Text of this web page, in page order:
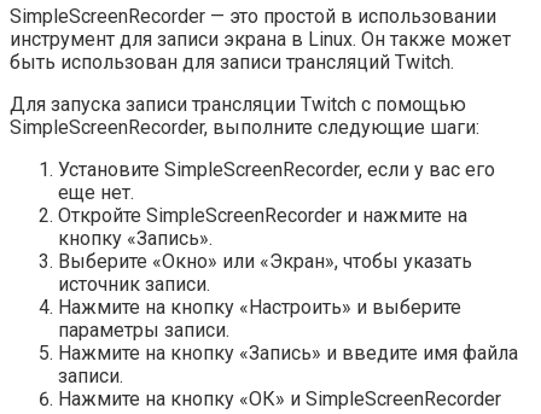
SimpleScreenRecorder — это простой в использовании
инструмент для записи экрана в Linux. Он также может
быть использован для записи трансляций Twitch.
Для запуска записи трансляции Twitch с помощью
SimpleScreenRecorder, выполните следующие шаги:
Установите SimpleScreenRecorder, если у вас его
еще нет.
Откройте SimpleScreenRecorder и нажмите на
кнопку «Запись».
Выберите «Окно» или «Экран», чтобы указать
источник записи.
Нажмите на кнопку «Настроить» и выберите
параметры записи.
Нажмите на кнопку «Запись» и введите имя файла
записи.
Нажмите на кнопку «ОК» и SimpleScreenRecorder